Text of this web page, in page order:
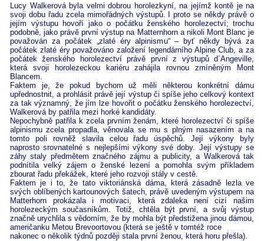
Lucy Walkerová byla velmi dobrou horolezkyní, na jejímž kontě je na
svoji dobu řadu zcela mimořádných výstupů. I proto se někdy právě o
jejím výstupu hovoří jako o počátku ženského horolezectví; trochu
podobně, jako právě první výstup na Matternhorn a nikoli Mont Blanc je
považován za počátek „zlaté éry alpinismu“ – byť někdy bývá za
počátek zlaté éry považováno založení legendárního Alpine Club, a za
počátek ženského horolezectví právě první z výstupů d´Angeville,
která svoji horolezeckou kariéru zahájila rovnou zmíněným Mont
Blancem.
Faktem je, že pokud bychom už měli některou konkrétní dámu
upřednostnit, a prohlásit právě její výstup či spíše jeho celkový kontext
za tak významný, že jím lze hovořit o počátku ženského horolezectví,
Walkerová by patřila mezi horké kandidáty.
Nepochybně patřila k zcela prvním ženám, které horolezectví či spíše
alpinismu zcela propadla, věnovala se mu s plným nasazením a na
tomto poli rovněž slavila celou řadu úspěchů. Její výkony byly
naprosto srovnatelné s nejlepšími výkony své doby. Její výstupy se
záhy staly předmětem značného zájmu a publicity, a Walkerová tak
podnítila velký zájem o ženské lezení a pomohla svým příkladem
zbourat řadu překážek, které jeho rozvoji stály v cestě.
Faktem je i to, že tato viktoriánská dáma, která zásadně lezla ve
svých oblíbených kartounových šatech, právě uvedeným výstupem na
Matterhorn prokázala i motivaci, která zdaleka není cizí našim
horolezeckým současníkům. Totiž, chtěla být první, a svůj výstup
značně urychlila s vědomím, že by mohla být předstižena jinou dámou,
američanku Metou Brevoortovou (která se ještě v tomtéž roce
nakonec o několik týdnů později stala první ženou, která horu přešla).